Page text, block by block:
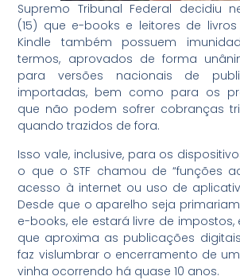
Supremo Tribunal Federal decidiu
(15) que e-books e leitores de
Kindle também possuem
termos, aprovados de forma
para versões nacionais de
importadas, bem como para os
que não podem sofrer cobranças
quando trazidos de fora.
Isso vale, inclusive, para os
o que o STF chamou de “funções
acesso à internet ou uso de
Desde que o aparelho seja
e-books, ele estará livre de
que aproxima as publicações
faz vislumbrar o encerramento de
vinha ocorrendo há quase 10 anos.